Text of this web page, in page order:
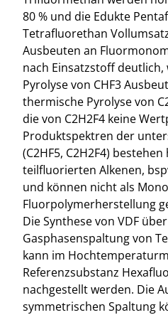
80 % und die Edukte
Tetrafluorethan
Ausbeuten an
nach Einsatzstoff
Pyrolyse von CHF3
thermische Pyrolyse von
die von C2H2F4 keine
Produktspektren der
(C2HF5, C2H2F4)
teilfluorierten Alkenen,
und können nicht als
Fluorpolymerherstellung
Die Synthese von VDF
Gasphasenspaltung von
kann im
Referenzsubstanz
nachgestellt werden. Die
symmetrischen Spaltung